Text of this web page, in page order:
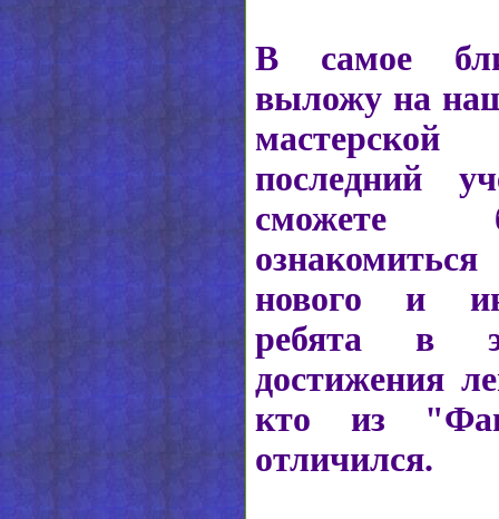
В самое
выложу на
последний
сможете
нового и
ребята в
достижения
кто из
отличился.